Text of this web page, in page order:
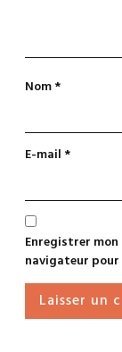
Nom*
E-mail *
Enregistrer
navigateur